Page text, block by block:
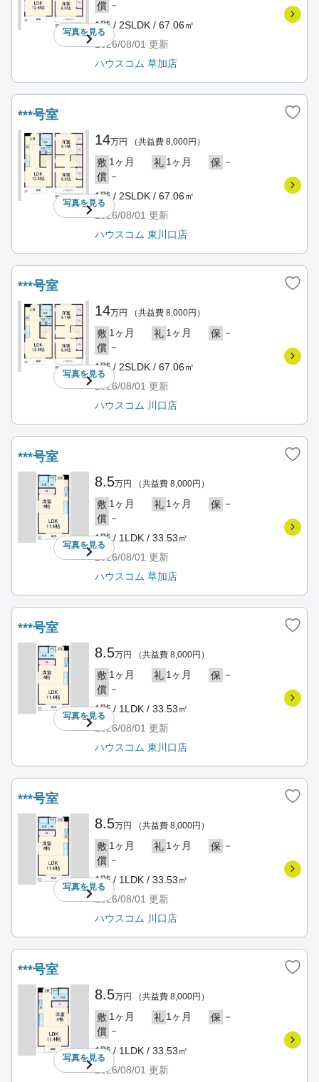
写真を見る
償 －
1階 / 2SLDK / 67.06㎡
2026/08/01 更新
ハウスコム 草加店
***号室
写真を見る
14万円 （共益費 8,000円）
敷 1ヶ月 礼 1ヶ月 保 －
償 －
1階 / 2SLDK / 67.06㎡
2026/08/01 更新
ハウスコム 東川口店
***号室
写真を見る
14万円 （共益費 8,000円）
敷 1ヶ月 礼 1ヶ月 保 －
償 －
1階 / 2SLDK / 67.06㎡
2026/08/01 更新
ハウスコム 川口店
***号室
写真を見る
8.5万円 （共益費 8,000円）
敷 1ヶ月 礼 1ヶ月 保 －
償 －
1階 / 1LDK / 33.53㎡
2026/08/01 更新
ハウスコム 草加店
***号室
写真を見る
8.5万円 （共益費 8,000円）
敷 1ヶ月 礼 1ヶ月 保 －
償 －
1階 / 1LDK / 33.53㎡
2026/08/01 更新
ハウスコム 東川口店
***号室
写真を見る
8.5万円 （共益費 8,000円）
敷 1ヶ月 礼 1ヶ月 保 －
償 －
1階 / 1LDK / 33.53㎡
2026/08/01 更新
ハウスコム 川口店
***号室
写真を見る
8.5万円 （共益費 8,000円）
敷 1ヶ月 礼 1ヶ月 保 －
償 －
1階 / 1LDK / 33.53㎡
2026/08/01 更新